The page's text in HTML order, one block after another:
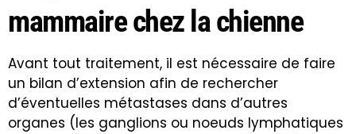
mammaire chez la chienne
Avant tout traitement, il est nécessaire de faire
un bilan d’extension afin de rechercher
d’éventuelles métastases dans d’autres
organes (les ganglions ou noeuds lymphatiques